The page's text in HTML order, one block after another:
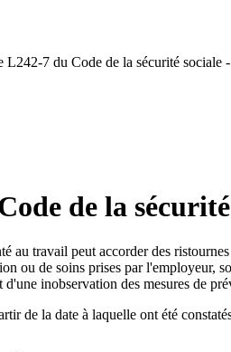
L242-7 du Code de la sécurité sociale
de la
au travail peut accorder des
ou de soins prises par
inobservation des mesures de
de la date à laquelle ont été